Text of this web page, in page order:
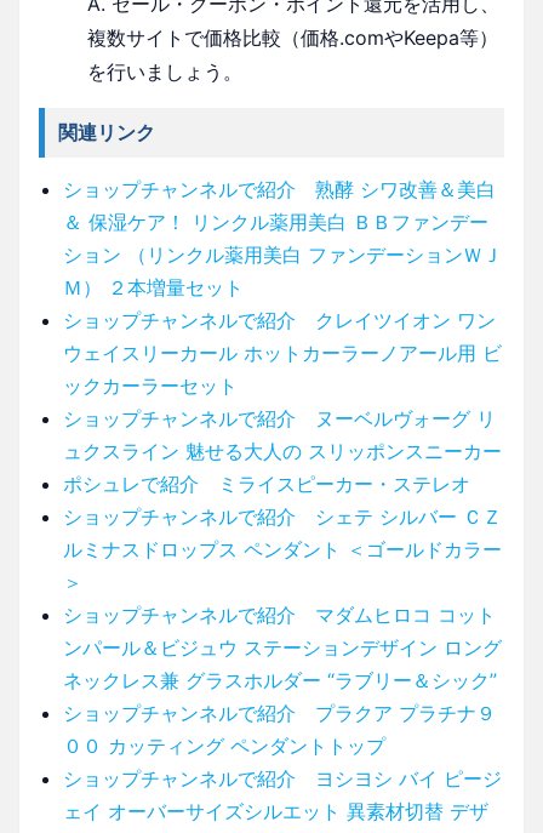
複数サイトで価格比較（価格.comやKeepa等）
を行いましょう。
関連リンク
ショップチャンネルで紹介 熟酵 シワ改善＆美白
＆ 保湿ケア！ リンクル薬用美白 ＢＢファンデー
ション （リンクル薬用美白 ファンデーションＷＪ
Ｍ） ２本増量セット
ショップチャンネルで紹介 クレイツイオン ワン
ウェイスリーカール ホットカーラーノアール用 ビ
ックカーラーセット
ショップチャンネルで紹介 ヌーベルヴォーグ リ
ュクスライン 魅せる大人の スリッポンスニーカー
ポシュレで紹介 ミライスピーカー・ステレオ
ショップチャンネルで紹介 シェテ シルバー ＣＺ
ルミナスドロップス ペンダント ＜ゴールドカラー
＞
ショップチャンネルで紹介 マダムヒロコ コット
ンパール＆ビジュウ ステーションデザイン ロング
ネックレス兼 グラスホルダー “ラブリー＆シック”
ショップチャンネルで紹介 プラクア プラチナ９
００ カッティング ペンダントトップ
ショップチャンネルで紹介 ヨシヨシ バイ ピージ
ェイ オーバーサイズシルエット 異素材切替 デザ